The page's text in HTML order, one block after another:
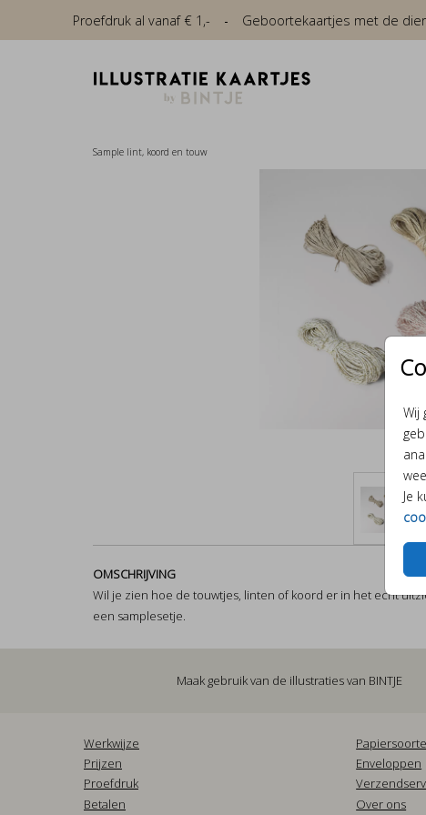
Proefdruk al vanaf € 1,- Geboortekaartjes met de
Wij
Je
Sample lint, koord en touw
OMSCHRIJVING
Wil je zien hoe de touwtjes, linten of koord er in het echt
een samplesetje.
Maak gebruik van de illustraties van BINTJE
Werkwijze
Prijzen
Proefdruk
Betalen
Enveloppen
Over ons